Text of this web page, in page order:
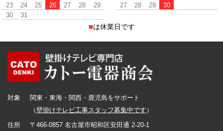
23
24 25 26 27 28
29
30
31
27
28 29 30
■は休業日です
対象
関東・東海・関西・鹿児島をサポート
（壁掛けテレビ工事スタッフ募集中です ）
住所
〒466-0857 名古屋市昭和区安田通 2-20-1